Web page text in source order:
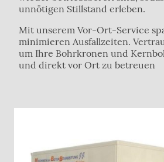
unnötigen Stillstand erleben.
Mit unserem Vor-Ort-Service
minimieren Ausfallzeiten.
um Ihre Bohrkronen und
und direkt vor Ort zu betreuen